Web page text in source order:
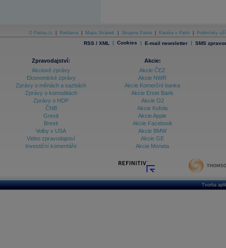
O Patria.cz Reklama Mapa Stránek Skupina Patria Kariéra v Patrii Podmínky
RSS / XML | Cookies | E-mail newsletter | SMS
Zpravodajství:
Akciové zprávy
Ekonomické zprávy
Zprávy o měnách a sazbách
Zprávy o komoditách
Zprávy o HDP
ČNB
Grexit
Brexit
Volby v USA
Video zpravodajství
Investiční komentáře
Akcie:
Akcie ČEZ
Akcie NWR
Akcie Komerční banka
Akcie Erste Bank
Akcie O2
Akcie Kofola
Akcie Apple
Akcie Facebook
Akcie BMW
Akcie GE
Akcie Moneta
Tvorba